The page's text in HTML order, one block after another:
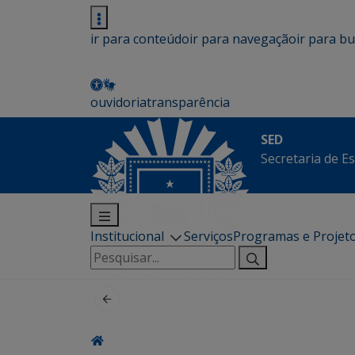
ir para conteúdoir para navegaçãoir para
ouvidoriatransparência
SED
Secretaria de
Institucional ServiçosProgramas e
Pesquisar
por: